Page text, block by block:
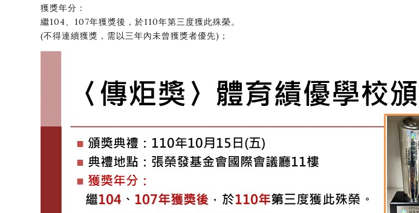
獲獎年分：
繼104、107年獲獎後，於110年第三度獲此殊榮。
(不得連續獲獎，需以三年內未曾獲獎者優先)；